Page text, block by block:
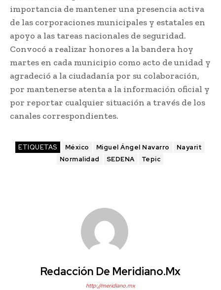
importancia de mantener una presencia activa
de las corporaciones municipales y estatales en
apoyo a las tareas nacionales de seguridad.
Convocó a realizar honores a la bandera hoy
martes en cada municipio como acto de unidad y
agradeció a la ciudadanía por su colaboración,
por mantenerse atenta a la información oficial y
por reportar cualquier situación a través de los
canales correspondientes.
ETIQUETAS México Miguel Ángel Navarro
Nayarit
Normalidad
SEDENA Tepic
Redacción De Meridiano.mx
http://meridiano.mx